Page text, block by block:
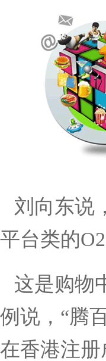
刘向东说
平台类的
这是购物
例说， “腾
在香港注